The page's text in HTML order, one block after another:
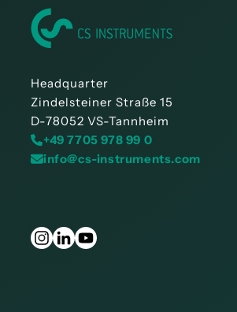
Headquarter
Zindelsteiner Straße 15
D-78052 VS-Tannheim
+49 7705 978 99 0
info@cs-instruments.com